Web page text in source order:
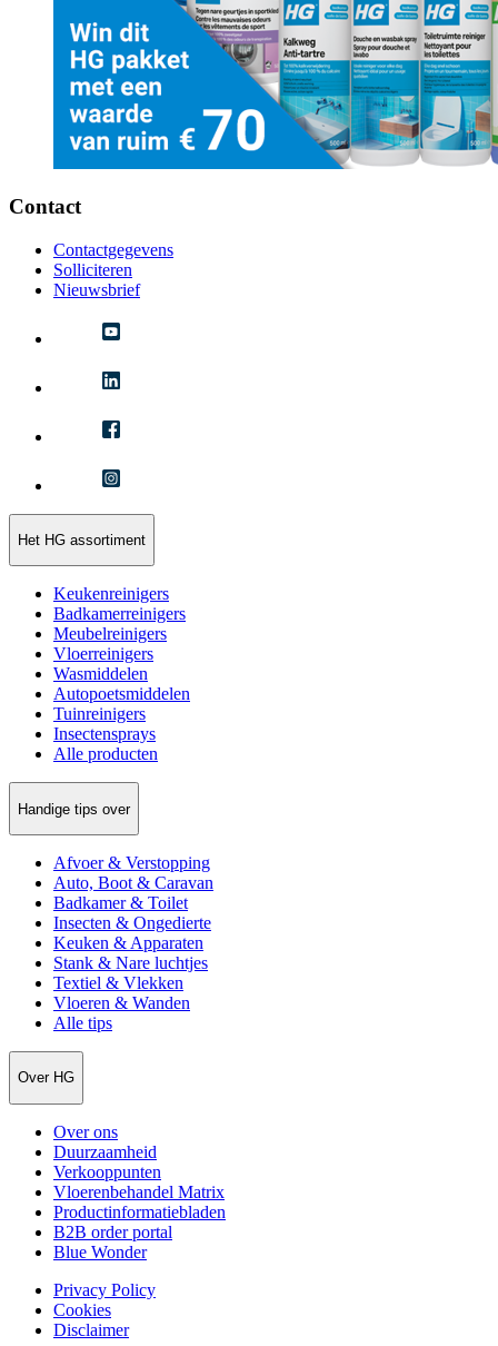
Contact
Contactgegevens
Solliciteren
Nieuwsbrief
Het HG assortiment
Keukenreinigers
Badkamerreinigers
Meubelreinigers
Vloerreinigers
Wasmiddelen
Autopoetsmiddelen
Tuinreinigers
Insectensprays
Alle producten
Handige tips over
Afvoer & Verstopping
Auto, Boot & Caravan
Badkamer & Toilet
Insecten & Ongedierte
Keuken & Apparaten
Stank & Nare luchtjes
Textiel & Vlekken
Vloeren & Wanden
Alle tips
Over HG
Over ons
Duurzaamheid
Verkooppunten
Vloerenbehandel Matrix
Productinformatiebladen
B2B order portal
Blue Wonder
Privacy Policy
Cookies
Disclaimer